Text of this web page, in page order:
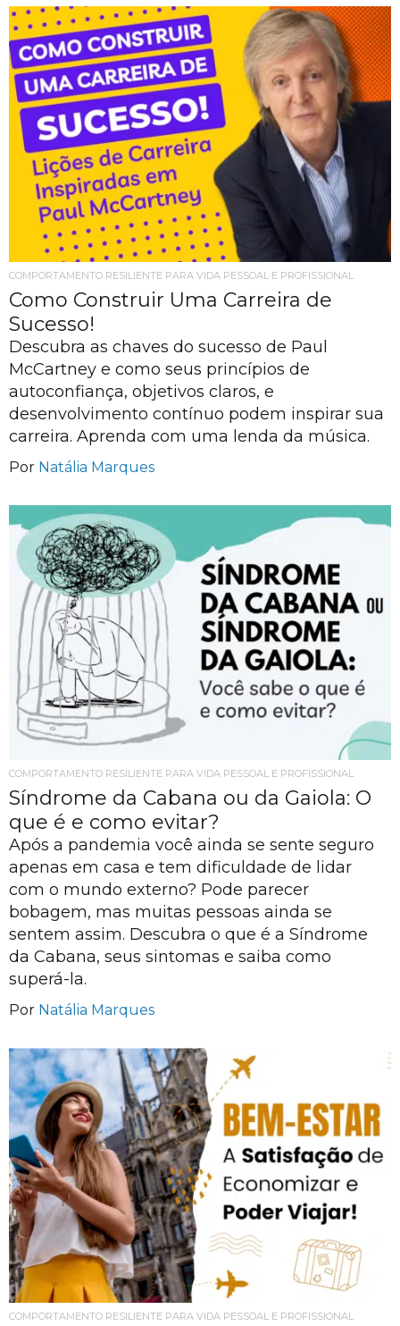
COMPORTAMENTO RESILIENTE PARA VIDA PESSOAL E PROFISSIONAL
Como Construir Uma Carreira de
Sucesso!
Descubra as chaves do sucesso de Paul
McCartney e como seus princípios de
autoconfiança, objetivos claros, e
desenvolvimento contínuo podem inspirar sua
carreira. Aprenda com uma lenda da música.
Por Natália Marques
COMPORTAMENTO RESILIENTE PARA VIDA PESSOAL E PROFISSIONAL
Síndrome da Cabana ou da Gaiola: O
que é e como evitar?
Após a pandemia você ainda se sente seguro
apenas em casa e tem dificuldade de lidar
com o mundo externo? Pode parecer
bobagem, mas muitas pessoas ainda se
sentem assim. Descubra o que é a Síndrome
da Cabana, seus sintomas e saiba como
superá-la.
Por Natália Marques
COMPORTAMENTO RESILIENTE PARA VIDA PESSOAL E PROFISSIONAL